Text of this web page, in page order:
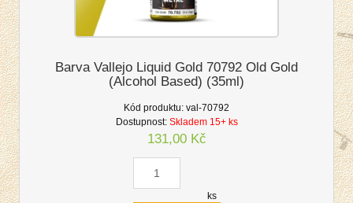
Barva Vallejo Liquid Gold 70792 Old Gold
(Alcohol Based) (35ml)
Kód produktu: val-70792
Dostupnost: Skladem 15+ ks
131,00 Kč
ks